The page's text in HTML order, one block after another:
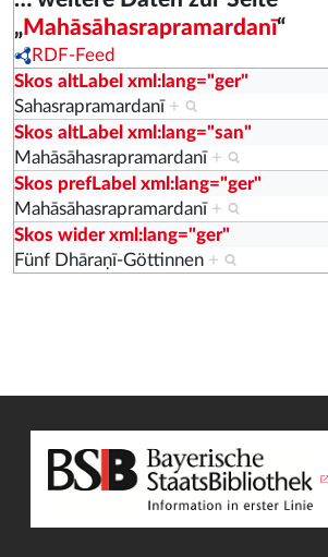
„Mahāsāhasrapramardanī“
RDF-Feed
Skos altLabel xml:lang="ger"
Sahasrapramardanī +
Skos altLabel xml:lang="san"
Mahāsāhasrapramardanī +
Skos prefLabel xml:lang="ger"
Mahāsāhasrapramardanī +
Skos wider xml:lang="ger"
Fünf Dhāraṇī-Göttinnen +